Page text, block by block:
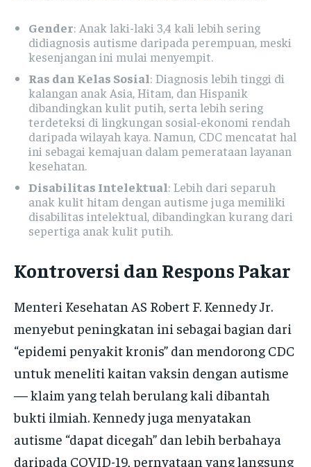
Gender: Anak laki-laki 3,4 kali lebih sering
didiagnosis autisme daripada perempuan, meski
kesenjangan ini mulai menyempit.
Ras dan Kelas Sosial: Diagnosis lebih tinggi di
kalangan anak Asia, Hitam, dan Hispanik
dibandingkan kulit putih, serta lebih sering
terdeteksi di lingkungan sosial-ekonomi rendah
daripada wilayah kaya. Namun, CDC mencatat hal
ini sebagai kemajuan dalam pemerataan layanan
kesehatan.
Disabilitas Intelektual: Lebih dari separuh
anak kulit hitam dengan autisme juga memiliki
disabilitas intelektual, dibandingkan kurang dari
sepertiga anak kulit putih.
Kontroversi dan Respons Pakar
Menteri Kesehatan AS Robert F. Kennedy Jr.
menyebut peningkatan ini sebagai bagian dari
“epidemi penyakit kronis” dan mendorong CDC
untuk meneliti kaitan vaksin dengan autisme
— klaim yang telah berulang kali dibantah
bukti ilmiah. Kennedy juga menyatakan
autisme “dapat dicegah” dan lebih berbahaya
daripada COVID-19, pernyataan yang langsung